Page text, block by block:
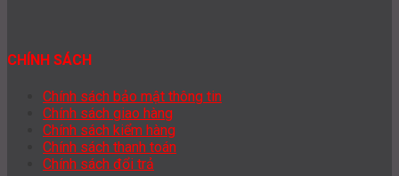
CHÍNH SÁCH
Chính sách bảo mật thông tin
Chính sách giao hàng
Chính sách kiểm hàng
Chính sách thanh toán
Chính sách đổi trả